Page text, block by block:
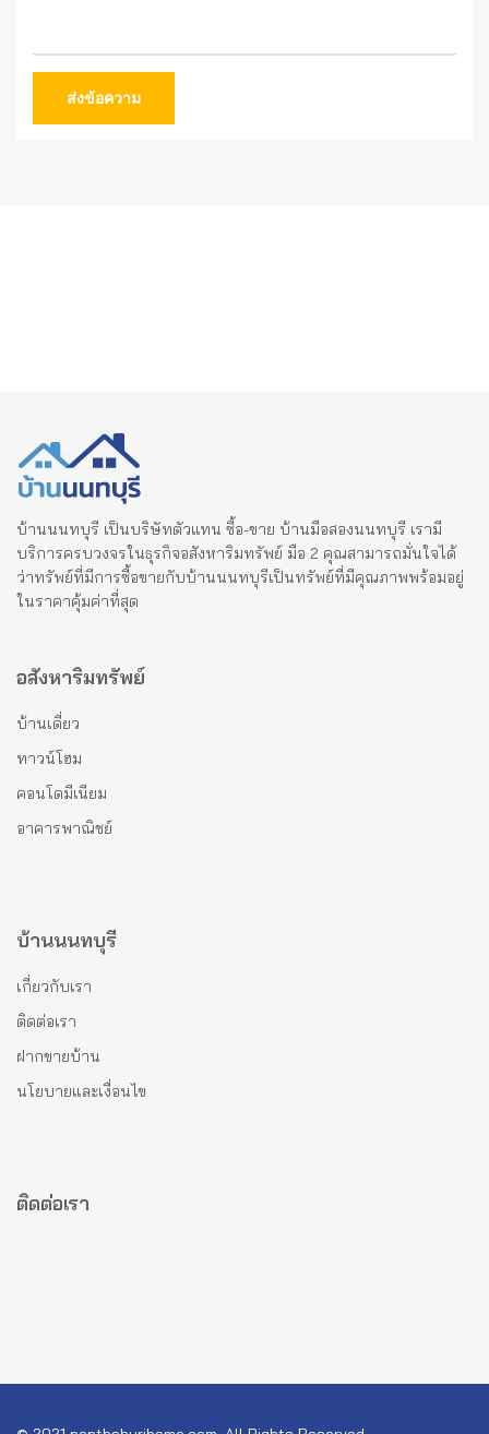
ส่งข้อความ
บ้านนนทบุรี เป็นบริษัทตัวแทน ซื้อ-ขาย บ้านมือสองนนทบุรี เรามี
บริการครบวงจรในธุรกิจอสังหาริมทรัพย์ มือ 2 คุณสามารถมั่นใจได้
ว่าทรัพย์ที่มีการซื้อขายกับบ้านนนทบุรีเป็นทรัพย์ที่มีคุณภาพพร้อมอยู่
ในราคาคุ้มค่าที่สุด
อสังหาริมทรัพย์
บ้านเดี่ยว
ทาวน์โฮม
คอนโดมีเนียม
อาคารพาณิชย์
บ้านนนทบุรี
เกี่ยวกับเรา
ติดต่อเรา
ฝากขายบ้าน
นโยบายและเงื่อนไข
ติดต่อเรา